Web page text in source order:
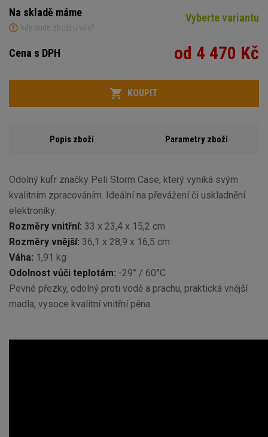
Na skladě máme
kdy bude zboží u vás?
Vyberte variantu
Cena s DPH od 4 470 Kč
Počet
Variant
KOUPIT
Popis zboží Parametry zboží
Odolný kufr značky Peli Storm Case, který vyniká svým
kvalitním zpracováním. Ideální na převážení či uskladnění
elektroniky.
Rozměry vnitřní: 33 x 23,4 x 15,2 cm
Rozměry vnější: 36,1 x 28,9 x 16,5 cm
Váha: 1,91 kg
Odolnost vůči teplotám: -29° / 60°C
Pevné přezky, odolný proti vodě a prachu, praktická vnější
madla, vysoce kvalitní vnitřní pěna.